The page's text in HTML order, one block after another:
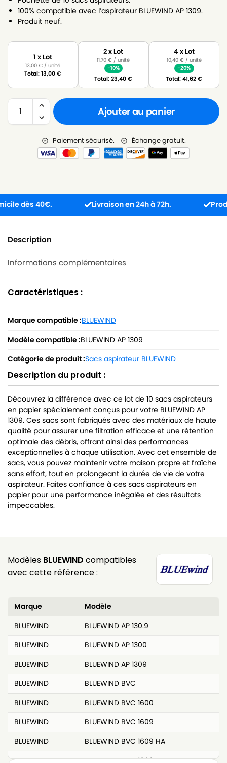
100% compatible avec l’aspirateur BLUEWIND AP 1309.
Produit neuf.
1 x Lot
13,00€ / unité
Total:13,00€
2 x Lot
11,70€ / unité
-10%
Total:23,40€
4 x Lot
10,40 €/ unité
-20%
Total:41,62€
Ajouter au panier
Paiement sécurisé. Échange gratuit.
dès 40€. Livraison en 24h à 72h. Produit
Description
Informations complémentaires
Caractéristiques :
Marque compatible :BLUEWIND
Modèle compatible :BLUEWIND AP 1309
Catégorie de produit :Sacs aspirateur BLUEWIND
Description du produit :
Découvrez la différence avec ce lot de 10 sacs aspirateurs
en papier spécialement conçus pour votre BLUEWIND AP
1309. Ces sacs sont fabriqués avec des matériaux de haute
qualité pour assurer une filtration efficace et une rétention
optimale des débris, offrant ainsi des performances
exceptionnelles à chaque utilisation. Avec cet ensemble de
sacs, vous pouvez maintenir votre maison propre et fraîche
sans effort, tout en prolongeant la durée de vie de votre
aspirateur. Faites confiance à ces sacs aspirateurs en
papier pour une performance inégalée et des résultats
impeccables.
Modèles BLUEWIND compatibles
avec cette référence :
Marque
Modèle
BLUEWIND
BLUEWIND AP 130.9
BLUEWIND
BLUEWIND AP 1300
BLUEWIND
BLUEWIND AP 1309
BLUEWIND
BLUEWIND BVC
BLUEWIND
BLUEWIND BVC 1600
BLUEWIND
BLUEWIND BVC 1609
BLUEWIND
BLUEWIND BVC 1609 HA
BLUEWIND
BLUEWIND BVC 1609 HP